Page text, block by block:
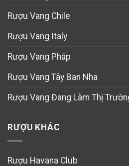
Rượu Vang Chile
Rượu Vang Italy
Rượu Vang Pháp
Rượu Vang Tây Ban Nha
Rượu Vang Đang Làm Thị
RƯỢU KHÁC
Rượu Havana Club